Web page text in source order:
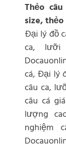
Thẻo
size,
Đại lý đồ
ca,
cá, Đại lý
câu ca,
câu cá
lượng
nghiệm